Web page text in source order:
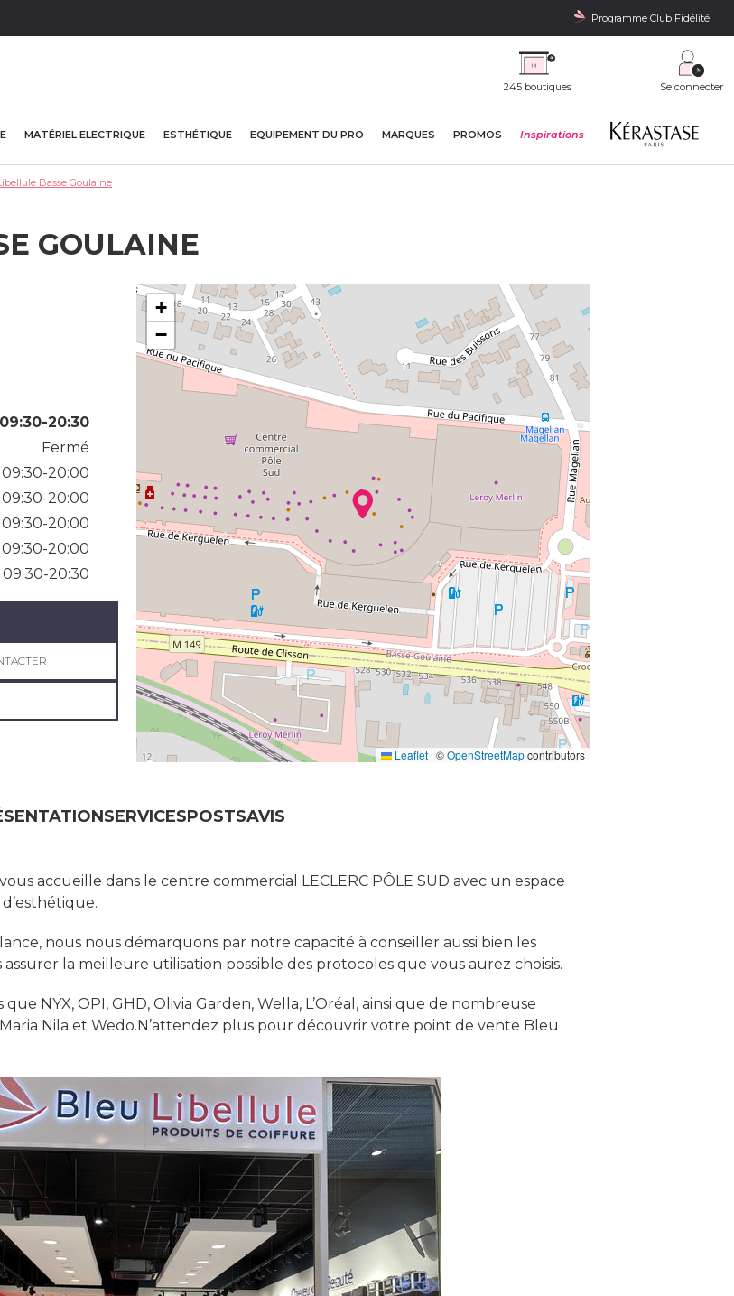
Programme Club Fidélité
245 boutiques Se connecter
MATÉRIEL ELECTRIQUE ESTHÉTIQUE EQUIPEMENT DU PRO MARQUES PROMOS Inspirations
Basse Goulaine
GOULAINE
09:30-20:30
Fermé
09:30-20:00
09:30-20:00
09:30-20:00
09:30-20:00
09:30-20:30
+
−
Leaflet | ©OpenStreetMapcontributors
SERVICESPOSTSAVIS
vous accueille dans le centre commercial LECLERC PÔLE SUD avec un espace
nous nous démarquons par notre capacité à conseiller aussi bien les
la meilleure utilisation possible des protocoles que vous aurez choisis.
NYX, OPI, GHD, Olivia Garden, Wella, L’Oréal, ainsi que de nombreuse
Nila et Wedo.N’attendez plus pour découvrir votre point de vente Bleu